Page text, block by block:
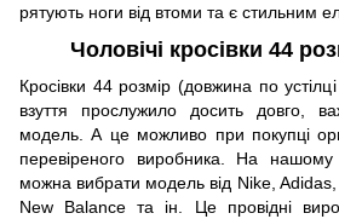
рятують ноги від втоми та є стильним
Чоловічі кросівки 44
Кросівки 44 розмір (довжина по
взуття прослужило досить довго,
модель. А це можливо при покупці
перевіреного виробника. На нашому
можна вибрати модель від Nike,
New Balance та ін. Це провідні